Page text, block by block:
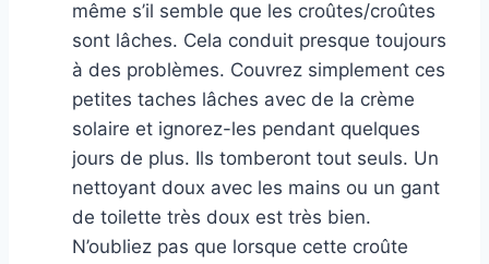
même s’il semble que les croûtes/croûtes
sont lâches. Cela conduit presque toujours
à des problèmes. Couvrez simplement ces
petites taches lâches avec de la crème
solaire et ignorez-les pendant quelques
jours de plus. Ils tomberont tout seuls. Un
nettoyant doux avec les mains ou un gant
de toilette très doux est très bien.
N’oubliez pas que lorsque cette croûte